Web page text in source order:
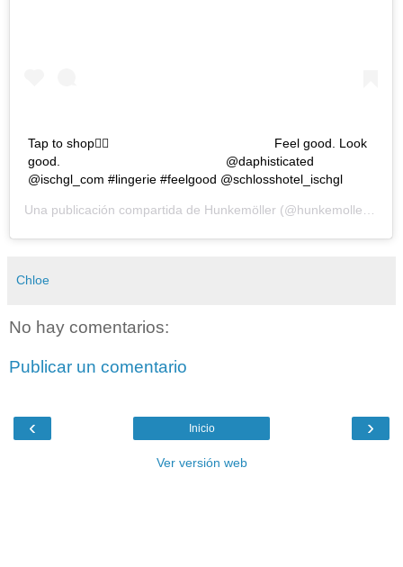
Tap to shop👆🏼 ⠀⠀⠀⠀⠀⠀⠀⠀⠀⠀⠀⠀⠀⠀⠀⠀⠀⠀ Feel good. Look
good. ⠀⠀⠀⠀⠀⠀⠀⠀⠀⠀⠀⠀⠀⠀⠀⠀⠀⠀ @daphisticated
@ischgl_com #lingerie #feelgood @schlosshotel_ischgl
Una publicación compartida de Hunkemöller (@hunkemoller) el
Chloe
No hay comentarios:
Publicar un comentario
‹ ›
Inicio
Ver versión web